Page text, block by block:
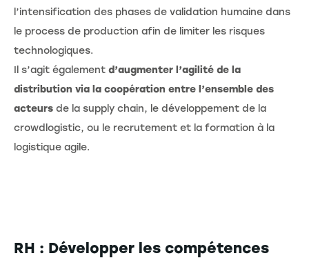
l’intensification des phases de validation humaine dans
le process de production afin de limiter les risques
technologiques.
Il s’agit également d’augmenter l’agilité de la
distribution via la coopération entre l’ensemble des
acteurs de la supply chain, le développement de la
crowdlogistic, ou le recrutement et la formation à la
logistique agile.
RH : Développer les compétences